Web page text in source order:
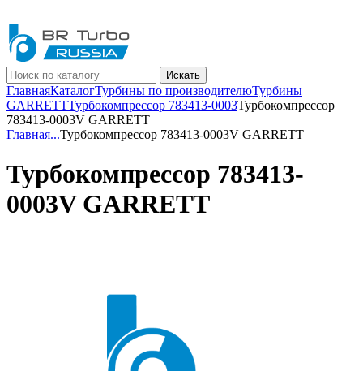
Искать
ГлавнаяКаталогТурбины по производителюТурбины
GARRETTТурбокомпрессор 783413-0003Турбокомпрессор
783413-0003V GARRETT
Главная...Турбокомпрессор 783413-0003V GARRETT
Турбокомпрессор 783413-
0003V GARRETT